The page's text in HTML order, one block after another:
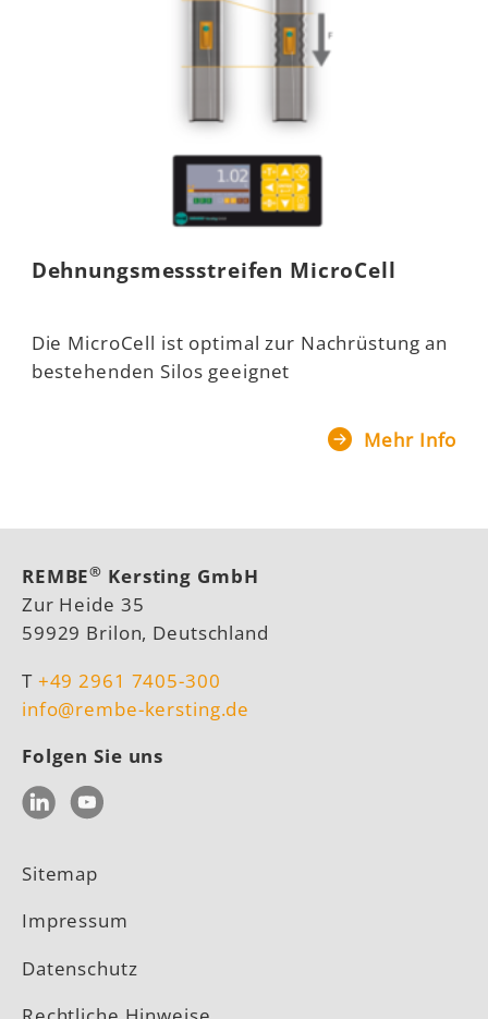
Dehnungsmessstreifen MicroCell
Die MicroCell ist optimal zur Nachrüstung an
bestehenden Silos geeignet
Mehr Info
REMBE® Kersting GmbH
Zur Heide 35
59929 Brilon, Deutschland
T +49 2961 7405-300
info@rembe-kersting.de
Folgen Sie uns
LinkedInYouTube
Sitemap
Impressum
Datenschutz